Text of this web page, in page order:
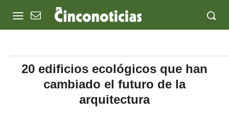
20 edificios ecológicos que han
cambiado el futuro de la
arquitectura